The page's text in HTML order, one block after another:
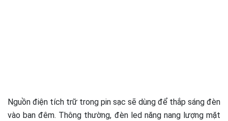
Nguồn điện tích trữ trong pin sạc sẽ dùng để thắp sáng đèn
vào ban đêm. Thông thường, đèn led năng nanglượng mặt